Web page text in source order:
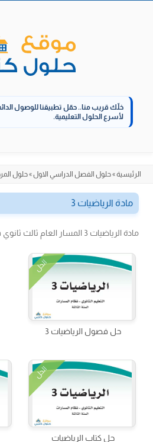
خلّك قريب منا.. حمّل تطبيقنا للوصول
لأسرع الحلول التعليمية.
الرئيسية»حلول الفصل الدراسي الاول»حلول
مادة الرياضيات 3
مادة الرياضيات 3 المسار العام ثالث ثانوي ف1 السنة الثالثة
الحل
حل فصول الرياضيات 3
الحل
حل كتاب الرياضيات